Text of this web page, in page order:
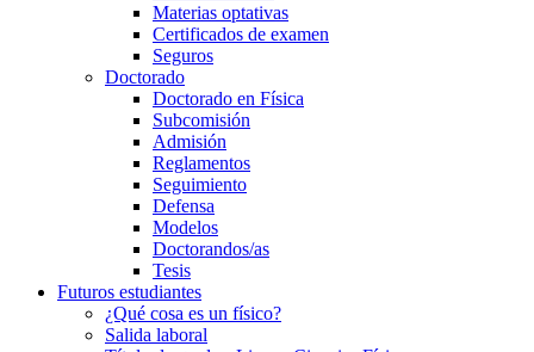
Materias optativas
Certificados de examen
Seguros
Doctorado
Doctorado en Física
Subcomisión
Admisión
Reglamentos
Seguimiento
Defensa
Modelos
Doctorandos/as
Tesis
Futuros estudiantes
¿Qué cosa es un físico?
Salida laboral